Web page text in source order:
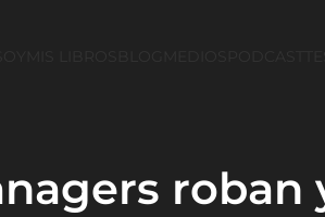
roban